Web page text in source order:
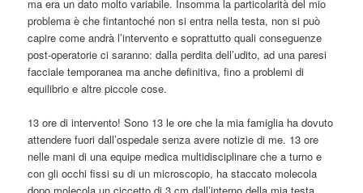
ma era un dato molto variabile. Insomma la particolarità del mio
problema è che fintantoché non si entra nella testa, non si può
capire come andrà l’intervento e soprattutto quali conseguenze
post-operatorie ci saranno: dalla perdita dell’udito, ad una paresi
facciale temporanea ma anche definitiva, fino a problemi di
equilibrio e altre piccole cose.
13 ore di intervento! Sono 13 le ore che la mia famiglia ha dovuto
attendere fuori dall’ospedale senza avere notizie di me. 13 ore
nelle mani di una equipe medica multidisciplinare che a turno e
con gli occhi fissi su di un microscopio, ha staccato molecola